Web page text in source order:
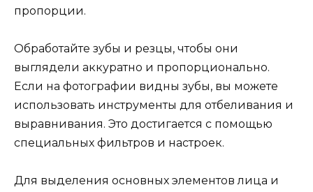
пропорции.
Обработайте зубы и резцы, чтобы они
выглядели аккуратно и пропорционально.
Если на фотографии видны зубы, вы можете
использовать инструменты для отбеливания и
выравнивания. Это достигается с помощью
специальных фильтров и настроек.
Для выделения основных элементов лица и